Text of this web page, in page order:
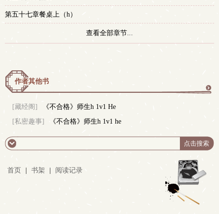
第五十七章餐桌上（h）
查看全部章节...
作者其他书
[藏经阁]
《不合格》师生h 1v1 He
[私密趣事]
《不合格》师生h 1v1 he
首页 书架 阅读记录